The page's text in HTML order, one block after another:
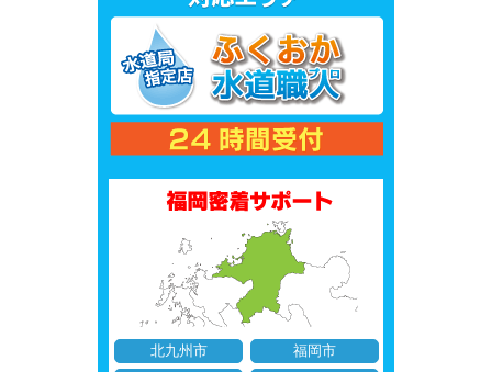
北九州市
福岡市